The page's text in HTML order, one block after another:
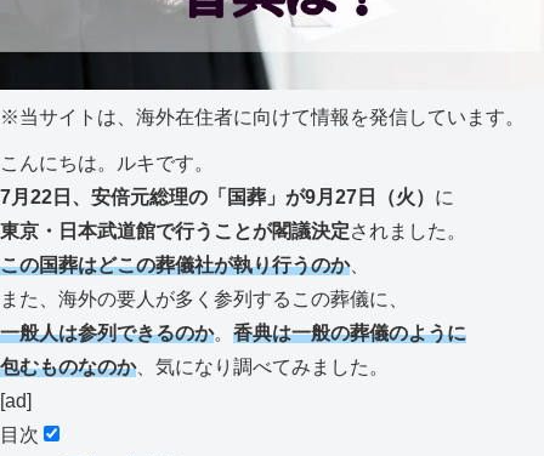
※当サイトは、海外在住者に向けて情報を発信しています。
こんにちは。ルキです。
7月22日、安倍元総理の「国葬」が9月27日（火） に
東京・日本武道館で行うことが閣議決定されました。
この国葬はどこの葬儀社が執り行うのか、
また、海外の要人が多く参列するこの葬儀に、
一般人は参列できるのか。 香典は一般の葬儀のように
包むものなのか、気になり調べてみました。
[ad]
目次